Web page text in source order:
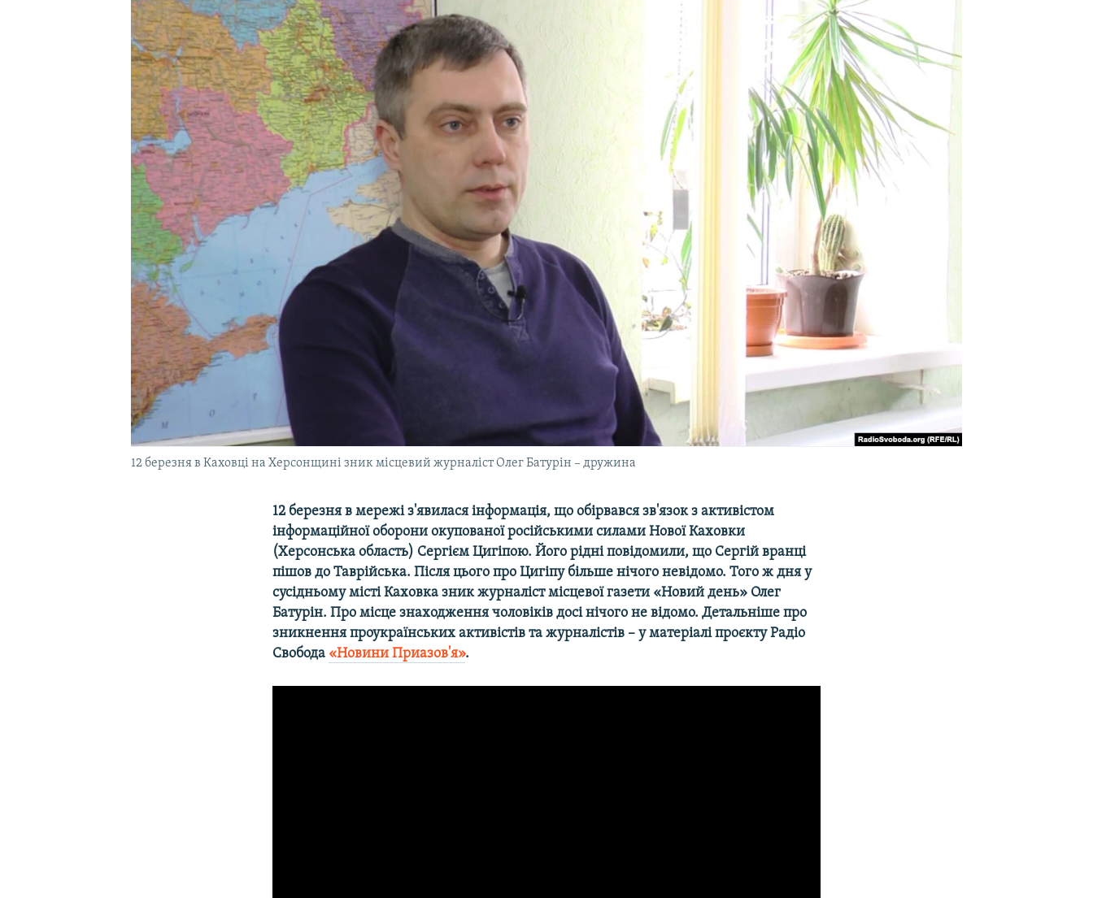
УКРАЇНСЬКА ПРОБЛЕМА КРИМУ
12 березня в Каховці на Херсонщині зник місцевий журналіст Олег Батурін – дружина
12 березня в мережі з'явилася інформація, що обірвався зв'язок з активістом
інформаційної оборони окупованої російськими силами Нової Каховки
(Херсонська область) Сергієм Цигіпою. Його рідні повідомили, що Сергій вранці
пішов до Таврійська. Після цього про Цигіпу більше нічого невідомо. Того ж дня у
сусідньому місті Каховка зник журналіст місцевої газети «Новий день» Олег
Батурін. Про місце знаходження чоловіків досі нічого не відомо. Детальніше про
зникнення проукраїнських активістів та журналістів – у матеріалі проєкту Радіо
Свобода «Новини Приазов'я».